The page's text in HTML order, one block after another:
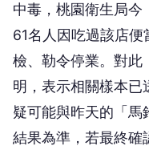
中毒，桃園衛生局今
61名人因吃過該店
檢、勒令停業。對此
明，表示相關樣本已
疑可能與昨天的「馬
結果為準，若最終確